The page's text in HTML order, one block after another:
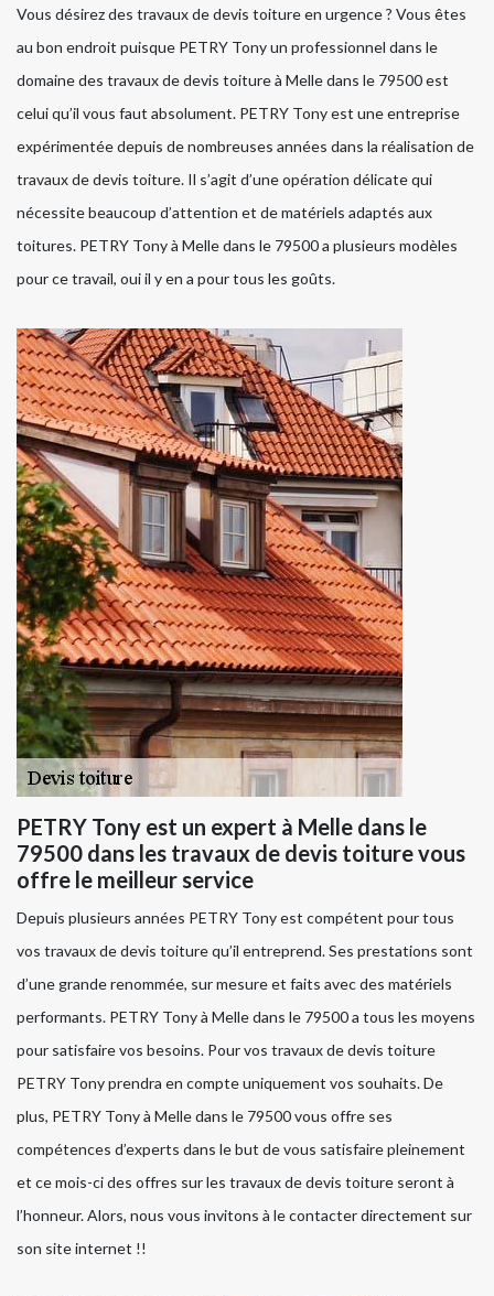
Vous désirez des travaux de devis toiture en urgence ? Vous êtes
au bon endroit puisque PETRY Tony un professionnel dans le
domaine des travaux de devis toiture à Melle dans le 79500 est
celui qu’il vous faut absolument. PETRY Tony est une entreprise
expérimentée depuis de nombreuses années dans la réalisation de
travaux de devis toiture. Il s’agit d’une opération délicate qui
nécessite beaucoup d’attention et de matériels adaptés aux
toitures. PETRY Tony à Melle dans le 79500 a plusieurs modèles
pour ce travail, oui il y en a pour tous les goûts.
PETRY Tony est un expert à Melle dans le
79500 dans les travaux de devis toiture vous
offre le meilleur service
Depuis plusieurs années PETRY Tony est compétent pour tous
vos travaux de devis toiture qu’il entreprend. Ses prestations sont
d’une grande renommée, sur mesure et faits avec des matériels
performants. PETRY Tony à Melle dans le 79500 a tous les moyens
pour satisfaire vos besoins. Pour vos travaux de devis toiture
PETRY Tony prendra en compte uniquement vos souhaits. De
plus, PETRY Tony à Melle dans le 79500 vous offre ses
compétences d’experts dans le but de vous satisfaire pleinement
et ce mois-ci des offres sur les travaux de devis toiture seront à
l’honneur. Alors, nous vous invitons à le contacter directement sur
son site internet !!